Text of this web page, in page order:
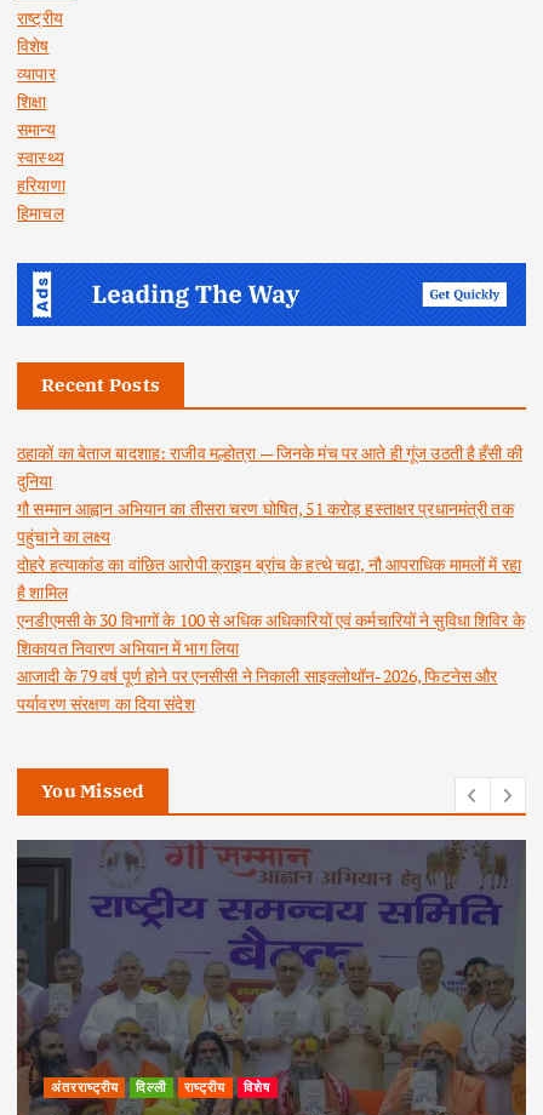
राष्ट्रीय
विशेष
व्यापार
शिक्षा
समान्य
स्वास्थ्य
हरियाणा
हिमाचल
Recent Posts
ठहाकों का बेताज बादशाह: राजीव मल्होत्रा — जिनके मंच पर आते ही गूंज उठती है हँसी की
दुनिया
गौ सम्मान आह्वान अभियान का तीसरा चरण घोषित, 51 करोड़ हस्ताक्षर प्रधानमंत्री तक
पहुंचाने का लक्ष्य
दोहरे हत्याकांड का वांछित आरोपी क्राइम ब्रांच के हत्थे चढ़ा, नौ आपराधिक मामलों में रहा
है शामिल
एनडीएमसी के 30 विभागों के 100 से अधिक अधिकारियों एवं कर्मचारियों ने सुविधा शिविर के
शिकायत निवारण अभियान में भाग लिया
आजादी के 79 वर्ष पूर्ण होने पर एनसीसी ने निकाली साइक्लोथॉन-2026, फिटनेस और
पर्यावरण संरक्षण का दिया संदेश
You Missed